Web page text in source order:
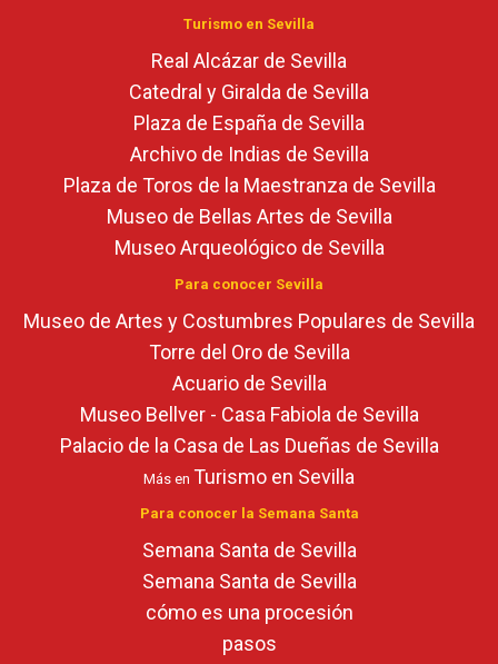
Turismo en Sevilla
Real Alcázar de Sevilla
Catedral y Giralda de Sevilla
Plaza de España de Sevilla
Archivo de Indias de Sevilla
Plaza de Toros de la Maestranza de Sevilla
Museo de Bellas Artes de Sevilla
Museo Arqueológico de Sevilla
Para conocer Sevilla
Museo de Artes y Costumbres Populares de Sevilla
Torre del Oro de Sevilla
Acuario de Sevilla
Museo Bellver - Casa Fabiola de Sevilla
Palacio de la Casa de Las Dueñas de Sevilla
Más en Turismo en Sevilla
Para conocer la Semana Santa
Semana Santa de Sevilla
Semana Santa de Sevilla
cómo es una procesión
pasos